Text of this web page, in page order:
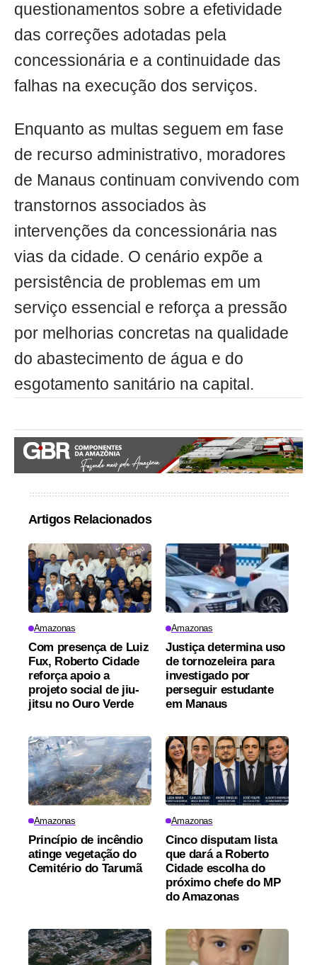
questionamentos sobre a efetividade
das correções adotadas pela
concessionária e a continuidade das
falhas na execução dos serviços.
Enquanto as multas seguem em fase
de recurso administrativo, moradores
de Manaus continuam convivendo com
transtornos associados às
intervenções da concessionária nas
vias da cidade. O cenário expõe a
persistência de problemas em um
serviço essencial e reforça a pressão
por melhorias concretas na qualidade
do abastecimento de água e do
esgotamento sanitário na capital.
Artigos Relacionados
Amazonas
Com presença de Luiz
Fux, Roberto Cidade
reforça apoio a
projeto social de jiu-
jitsu no Ouro Verde
Amazonas
Justiça determina uso
de tornozeleira para
investigado por
perseguir estudante
em Manaus
Amazonas
Princípio de incêndio
atinge vegetação do
Cemitério do Tarumã
Amazonas
Cinco disputam lista
que dará a Roberto
Cidade escolha do
próximo chefe do MP
do Amazonas